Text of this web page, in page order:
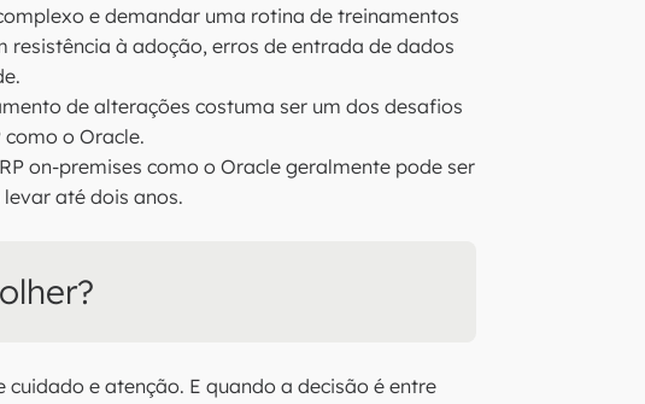
e demandar uma rotina de treinamentos
à adoção, erros de entrada de dados
de alterações costuma ser um dos desafios
o Oracle.
on-premises como o Oracle geralmente pode ser
até dois anos.
e atenção. E quando a decisão é entre